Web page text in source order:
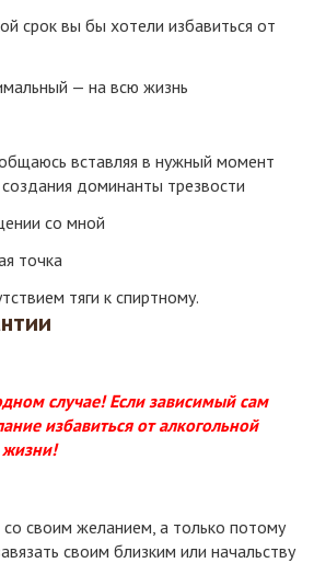
срок вы бы хотели избавиться от
— на всю жизнь
вставляя в нужный момент
доминанты трезвости
со мной
точка
тяги к спиртному.
случае! Если зависимый сам
избавиться от алкогольной
жизни!
своим желанием, а только потому
своим близким или начальству